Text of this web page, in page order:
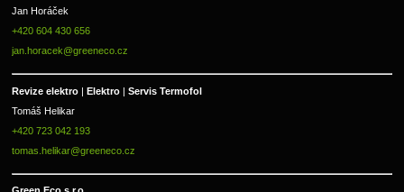
Jan Horáček
+420 604 430 656
jan.horacek@greeneco.cz
Revize elektro | Elektro | Servis Termofol
Tomáš Helikar
+420 723 042 193
tomas.helikar@greeneco.cz